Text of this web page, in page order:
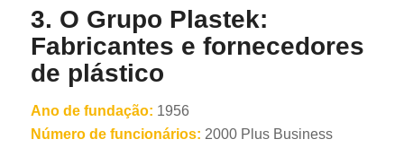
3. O Grupo Plastek:
Fabricantes e fornecedores
de plástico
Ano de fundação: 1956
Número de funcionários: 2000 Plus Business